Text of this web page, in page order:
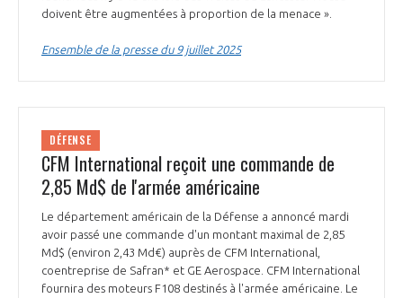
CLIENTS ET FOURNISSEURS
PRENDRE CONTACT AVEC LE MÉDIATEUR DE LA FILIÈRE
CHIFFRES CLÉS
LES ENJEUX
COMPÉTITIVITÉ
EMPLOI & FORMATION
ENVIRONNEMENT
LES PUBLICATIONS
DOCUMENTS & BROCHURES
RAPPORTS D'ACTIVITÉS
doivent être augmentées à proportion de la menace ».
Ensemble de la presse du 9 juillet 2025
DÉFENSE
CFM International reçoit une commande de
2,85 Md$ de l'armée américaine
Le département américain de la Défense a annoncé mardi
avoir passé une commande d'un montant maximal de 2,85
Md$ (environ 2,43 Md€) auprès de CFM International,
coentreprise de Safran* et GE Aerospace. CFM International
fournira des moteurs F108 destinés à l'armée américaine. Le
DEMANDE D’ADHÉSION